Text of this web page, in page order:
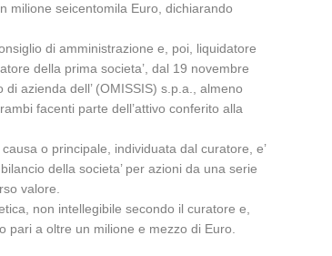
milione seicentomila Euro, dichiarando
di amministrazione e, poi, liquidatore
della prima societa’, dal 19 novembre
azienda dell’ (OMISSIS) s.p.a., almeno
facenti parte dell’attivo conferito alla
o principale, individuata dal curatore, e’
della societa’ per azioni da una serie
valore.
non intellegibile secondo il curatore e,
a oltre un milione e mezzo di Euro.